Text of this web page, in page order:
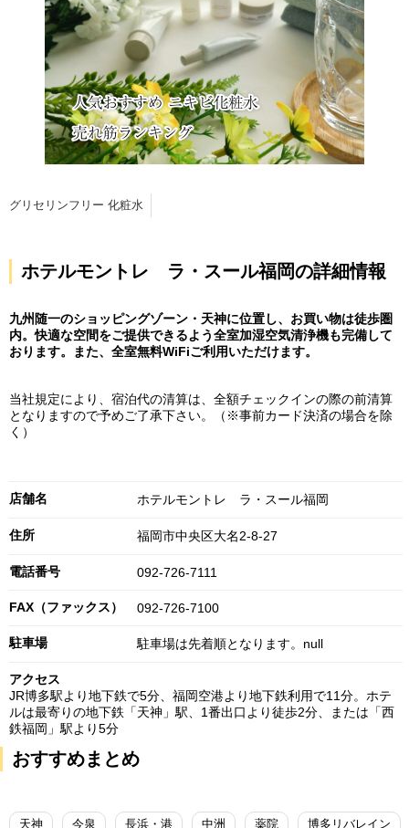
グリセリンフリー 化粧水
ホテルモントレ ラ・スール福岡の詳細情報
九州随一のショッピングゾーン・天神に位置し、お買い物は徒歩圏
内。快適な空間をご提供できるよう全室加湿空気清浄機も完備して
おります。また、全室無料WiFiご利用いただけます。
当社規定により、宿泊代の清算は、全額チェックインの際の前清算
となりますので予めご了承下さい。（※事前カード決済の場合を除
く）
店舗名 ホテルモントレ ラ・スール福岡
住所 福岡市中央区大名2-8-27
電話番号 092-726-7111
FAX（ファックス） 092-726-7100
駐車場 駐車場は先着順となります。null
アクセス
JR博多駅より地下鉄で5分、福岡空港より地下鉄利用で11分。ホテ
ルは最寄りの地下鉄「天神」駅、1番出口より徒歩2分、または「西
鉄福岡」駅より5分
おすすめまとめ
天神 今泉 長浜・港 中洲 薬院 博多リバレイン